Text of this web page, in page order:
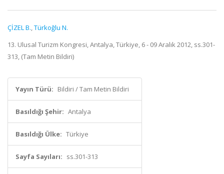
ÇİZEL B.,Türkoğlu N.
13. Ulusal Turizm Kongresi, Antalya, Türkiye, 6 - 09 Aralık 2012, ss.301-
313, (Tam Metin Bildiri)
Yayın Türü: Bildiri / Tam Metin Bildiri
Basıldığı Şehir: Antalya
Basıldığı Ülke: Türkiye
Sayfa Sayıları: ss.301-313